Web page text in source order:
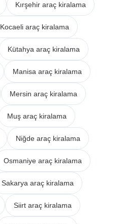
Kırşehir araç kiralama
Kocaeli araç kiralama
Kütahya araç kiralama
Manisa araç kiralama
Mersin araç kiralama
Muş araç kiralama
Niğde araç kiralama
Osmaniye araç kiralama
Sakarya araç kiralama
Siirt araç kiralama